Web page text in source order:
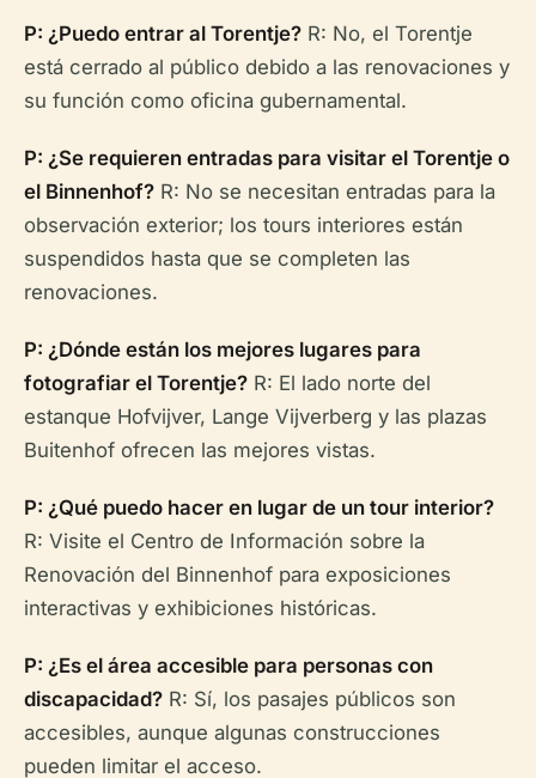
P: ¿Puedo entrar al Torentje? R: No, el Torentje
está cerrado al público debido a las renovaciones y
su función como oficina gubernamental.
P: ¿Se requieren entradas para visitar el Torentje o
el Binnenhof? R: No se necesitan entradas para la
observación exterior; los tours interiores están
suspendidos hasta que se completen las
renovaciones.
P: ¿Dónde están los mejores lugares para
fotografiar el Torentje? R: El lado norte del
estanque Hofvijver, Lange Vijverberg y las plazas
Buitenhof ofrecen las mejores vistas.
P: ¿Qué puedo hacer en lugar de un tour interior?
R: Visite el Centro de Información sobre la
Renovación del Binnenhof para exposiciones
interactivas y exhibiciones históricas.
P: ¿Es el área accesible para personas con
discapacidad? R: Sí, los pasajes públicos son
accesibles, aunque algunas construcciones
pueden limitar el acceso.